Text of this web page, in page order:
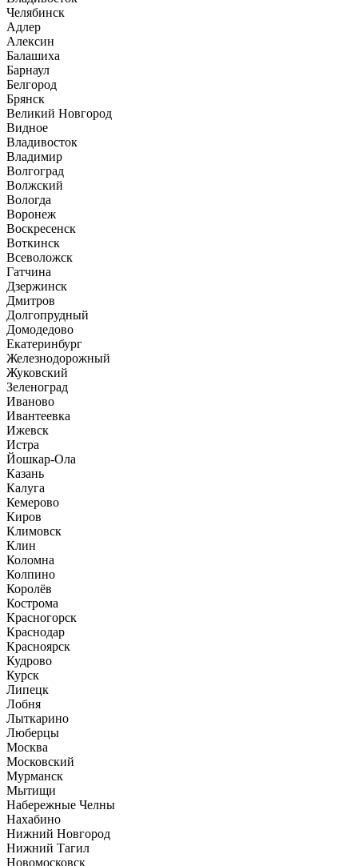
Челябинск
Адлер
Алексин
Балашиха
Барнаул
Белгород
Брянск
Великий Новгород
Видное
Владивосток
Владимир
Волгоград
Волжский
Вологда
Воронеж
Воскресенск
Воткинск
Всеволожск
Гатчина
Дзержинск
Дмитров
Долгопрудный
Домодедово
Екатеринбург
Железнодорожный
Жуковский
Зеленоград
Иваново
Ивантеевка
Ижевск
Истра
Йошкар-Ола
Казань
Калуга
Кемерово
Киров
Климовск
Клин
Коломна
Колпино
Королёв
Кострома
Красногорск
Краснодар
Красноярск
Кудрово
Курск
Липецк
Лобня
Лыткарино
Люберцы
Москва
Московский
Мурманск
Мытищи
Набережные Челны
Нахабино
Нижний Новгород
Нижний Тагил
Новомосковск